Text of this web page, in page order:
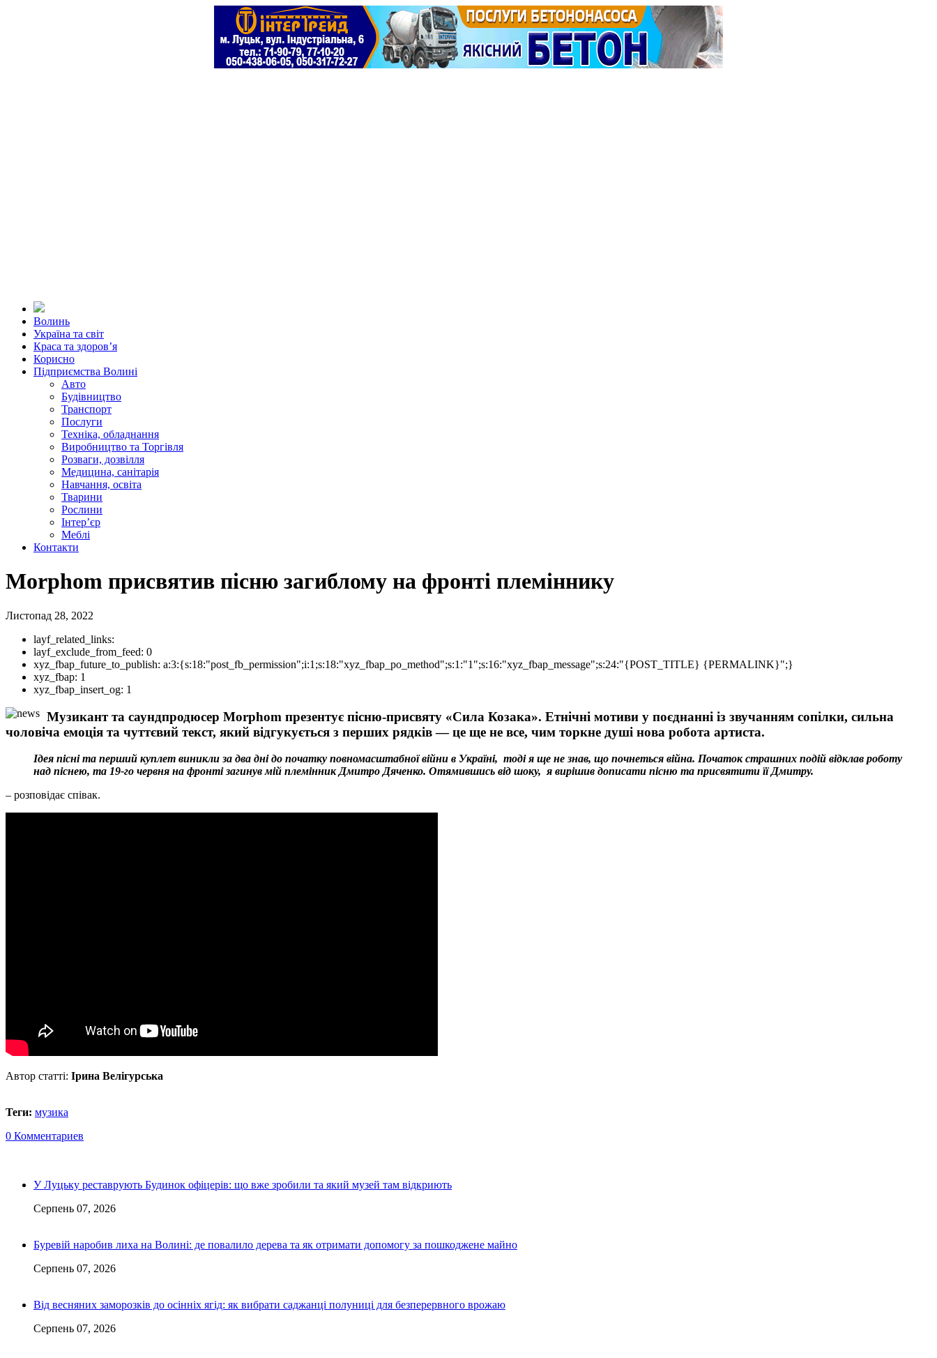
Волинь
Україна та світ
Краса та здоров’я
Корисно
Підприємства Волині
Авто
Будівництво
Транспорт
Послуги
Техніка, обладнання
Виробництво та Торгівля
Розваги, дозвілля
Медицина, санітарія
Навчання, освіта
Тварини
Рослини
Інтер’єр
Меблі
Контакти
Morphom присвятив пісню загиблому на фронті племіннику
Листопад 28, 2022
layf_related_links:
layf_exclude_from_feed: 0
xyz_fbap_future_to_publish: a:3:{s:18:"post_fb_permission";i:1;s:18:"xyz_fbap_po_method";s:1:"1";s:16:"xyz_fbap_message";s:24:"{POST_TITLE} {PERMALINK}";}
xyz_fbap: 1
xyz_fbap_insert_og: 1
Музикантта саундпродюсер Morphom презентує пісню-присвяту «Сила Козака». Етнічні мотиви у поєднанні із звучанням сопілки, сильна
чоловіча емоція та чуттєвий текст, який відгукується з перших рядків — це ще не все, чим торкне душі нова робота артиста.
Ідея пісні та перший куплет виникли за два дні до початку повномасштабної війни в Україні, тоді я ще не знав, що почнеться війна. Початок страшних подій відклав роботу
над піснею, та 19-го червня на фронті загинув мій племінник Дмитро Дяченко. Отямившись від шоку, я вирішив дописати пісню та присвятити її Дмитру.
– розповідає співак.
Автор статті: Ірина Велігурська
Теги: музика
0 Комментариев
У Луцьку реставрують Будинок офіцерів: що вже зробили та який музей там відкриють
Серпень 07, 2026
Буревій наробив лиха на Волині: де повалило дерева та як отримати допомогу за пошкоджене майно
Серпень 07, 2026
Від весняних заморозків до осінніх ягід: як вибрати саджанці полуниці для безперервного врожаю
Серпень 07, 2026